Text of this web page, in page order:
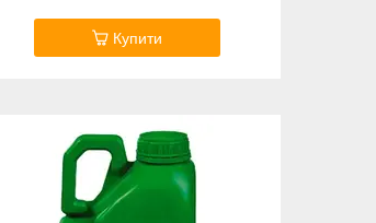
Купити